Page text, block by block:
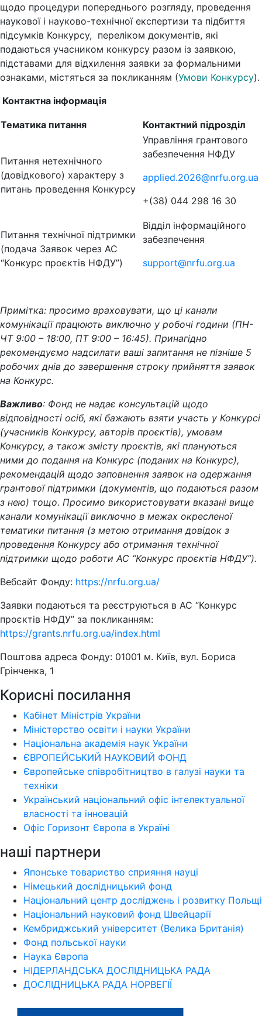
щодо процедури попереднього розгляду, проведення
наукової і науково-технічної експертизи та підбиття
підсумків Конкурсу, переліком документів, які
подаються учасником конкурсу разом із заявкою,
підставами для відхилення заявки за формальними
ознаками, містяться за покликанням (Умови Конкурсу).
Контактна інформація
Тематика питання Контактний підрозділ
Питання нетехнічного
(довідкового) характеру з
питань проведення Конкурсу
Управління грантового
забезпечення НФДУ
applied.2026@nrfu.org.ua
+(38) 044 298 16 30
Питання технічної підтримки
(подача Заявок через АС
“Конкурс проєктів НФДУ”)
Відділ інформаційного
забезпечення
support@nrfu.org.ua
Примітка: просимо враховувати, що ці канали
комунікації працюють виключно у робочі години (ПН-
ЧТ 9:00 – 18:00, ПТ 9:00 – 16:45). Принагідно
рекомендуємо надсилати ваші запитання не пізніше 5
робочих днів до завершення строку прийняття заявок
на Конкурс.
Важливо: Фонд не надає консультацій щодо
відповідності осіб, які бажають взяти участь у Конкурсі
(учасників Конкурсу, авторів проєктів), умовам
Конкурсу, а також змісту проєктів, які плануються
ними до подання на Конкурс (поданих на Конкурс),
рекомендацій щодо заповнення заявок на одержання
грантової підтримки (документів, що подаються разом
з нею) тощо. Просимо використовувати вказані вище
канали комунікації виключно в межах окресленої
тематики питання (з метою отримання довідок з
проведення Конкурсу або отримання технічної
підтримки щодо роботи АС “Конкурс проєктів НФДУ”).
Вебсайт Фонду: https://nrfu.org.ua/
Заявки подаються та реєструються в АС “Конкурс
проєктів НФДУ” за покликанням:
https://grants.nrfu.org.ua/index.html
Поштова адреса Фонду: 01001 м. Київ, вул. Бориса
Грінченка, 1
Корисні посилання
Кабінет Міністрів України
Міністерство освіти і науки України
Національна академія наук України
ЄВРОПЕЙСЬКИЙ НАУКОВИЙ ФОНД
Європейське співробітництво в галузі науки та
техніки
Український національний офіс інтелектуальної
власності та інновацій
Офіс Горизонт Європа в Україні
наші партнери
Японське товариство сприяння науці
Німецький дослідницький фонд
Національний центр досліджень і розвитку Польщі
Національний науковий фонд Швейцарії
Кембриджський університет (Велика Британія)
Фонд польської науки
Наука Європа
НІДЕРЛАНДСЬКА ДОСЛІДНИЦЬКА РАДА
ДОСЛІДНИЦЬКА РАДА НОРВЕГІЇ